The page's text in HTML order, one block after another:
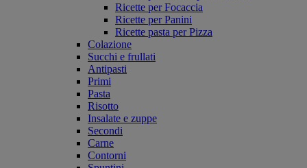
Ricette per Focaccia
Ricette per Panini
Ricette pasta per Pizza
Colazione
Succhi e frullati
Antipasti
Primi
Pasta
Risotto
Insalate e zuppe
Secondi
Carne
Contorni